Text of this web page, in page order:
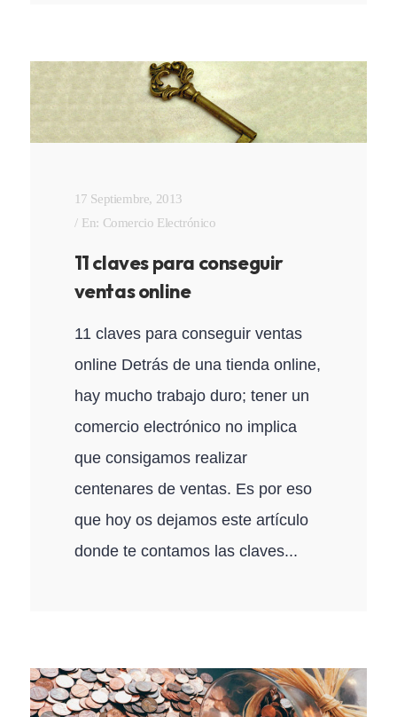
17 Septiembre, 2013
En: Comercio Electrónico
11 claves para conseguir
ventas online
11 claves para conseguir ventas
online Detrás de una tienda online,
hay mucho trabajo duro; tener un
comercio electrónico no implica
que consigamos realizar
centenares de ventas. Es por eso
que hoy os dejamos este artículo
donde te contamos las claves...